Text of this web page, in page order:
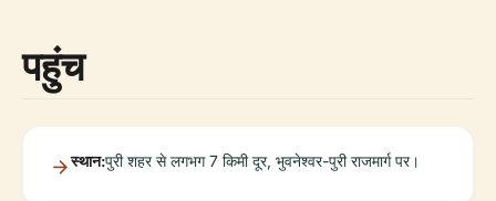
पहुंच
स्थान:पुरी शहर से लगभग 7 किमी दूर, भुवनेश्वर-पुरी राजमार्ग पर।